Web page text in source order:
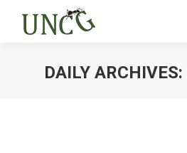
DAILY ARCHIVES: